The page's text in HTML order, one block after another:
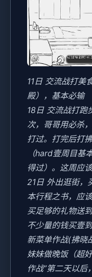
11日 交流战打美
殿），基本必输
18日 交流战打跑
次，哥哥用必杀
打过。打完后打
（hard壹周目基
得过）。这周应
21日 外出逛街，
本行程之书，应
买足够的礼物送
不少量的钱买壹
新菜单作战(拂晓
妹妹做晚饭（超
作战”第二天以